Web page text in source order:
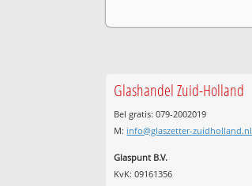
Glashandel Zuid-Holland
Bel gratis: 079-2002019
M: info@glaszetter-zuidholland.nl
Glaspunt B.V.
KvK: 09161356